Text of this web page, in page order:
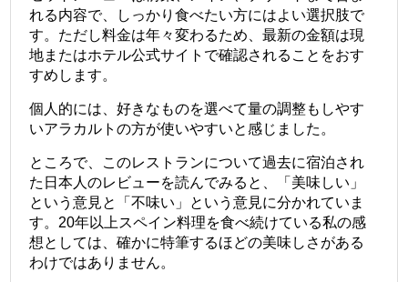
れる内容で、しっかり食べたい方にはよい選択肢で
す。ただし料金は年々変わるため、最新の金額は現
地またはホテル公式サイトで確認されることをおす
すめします。
個人的には、好きなものを選べて量の調整もしやす
いアラカルトの方が使いやすいと感じました。
ところで、このレストランについて過去に宿泊され
た日本人のレビューを読んでみると、「美味しい」
という意見と「不味い」という意見に分かれていま
す。20年以上スペイン料理を食べ続けている私の感
想としては、確かに特筆するほどの美味しさがある
わけではありません。